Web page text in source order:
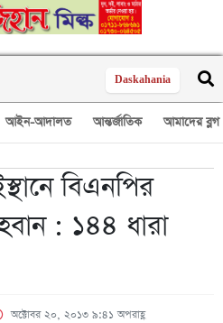
Daskahania
আইন-আদালত আন্তর্জাতিক আমাদের ব্লগ
বিএনপির
: ১৪৪ ধারা
অক্টোবর ২০, ২০১৩ ৯:৪১ অপরাহ্ণ